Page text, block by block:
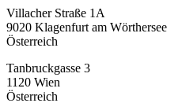
Villacher Straße 1A
9020 Klagenfurt am Wörthersee
Österreich
Tanbruckgasse 3
1120 Wien
Österreich